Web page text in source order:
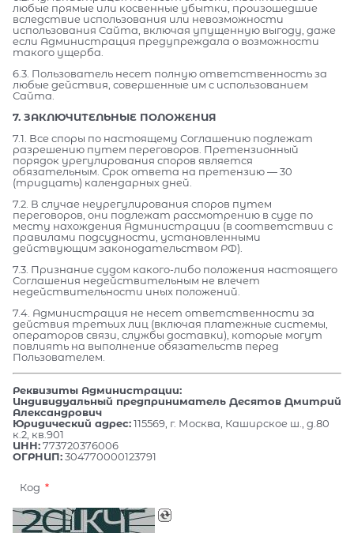
любые прямые или косвенные убытки, произошедшие
вследствие использования или невозможности
использования Сайта, включая упущенную выгоду, даже
если Администрация предупреждала о возможности
такого ущерба.
6.3. Пользователь несет полную ответственность за
любые действия, совершенные им с использованием
Сайта.
7. ЗАКЛЮЧИТЕЛЬНЫЕ ПОЛОЖЕНИЯ
7.1. Все споры по настоящему Соглашению подлежат
разрешению путем переговоров. Претензионный
порядок урегулирования споров является
обязательным. Срок ответа на претензию — 30
(тридцать) календарных дней.
7.2. В случае неурегулирования споров путем
переговоров, они подлежат рассмотрению в суде по
месту нахождения Администрации (в соответствии с
правилами подсудности, установленными
действующим законодательством РФ).
7.3. Признание судом какого-либо положения настоящего
Соглашения недействительным не влечет
недействительности иных положений.
7.4. Администрация не несет ответственности за
действия третьих лиц (включая платежные системы,
операторов связи, службы доставки), которые могут
повлиять на выполнение обязательств перед
Пользователем.
Реквизиты Администрации:
Индивидуальный предприниматель Десятов Дмитрий
Александрович
Юридический адрес:115569, г. Москва, Каширское ш., д.80
к.2, кв.901
ИНН:773720376006
ОГРНИП:304770000123791
Код